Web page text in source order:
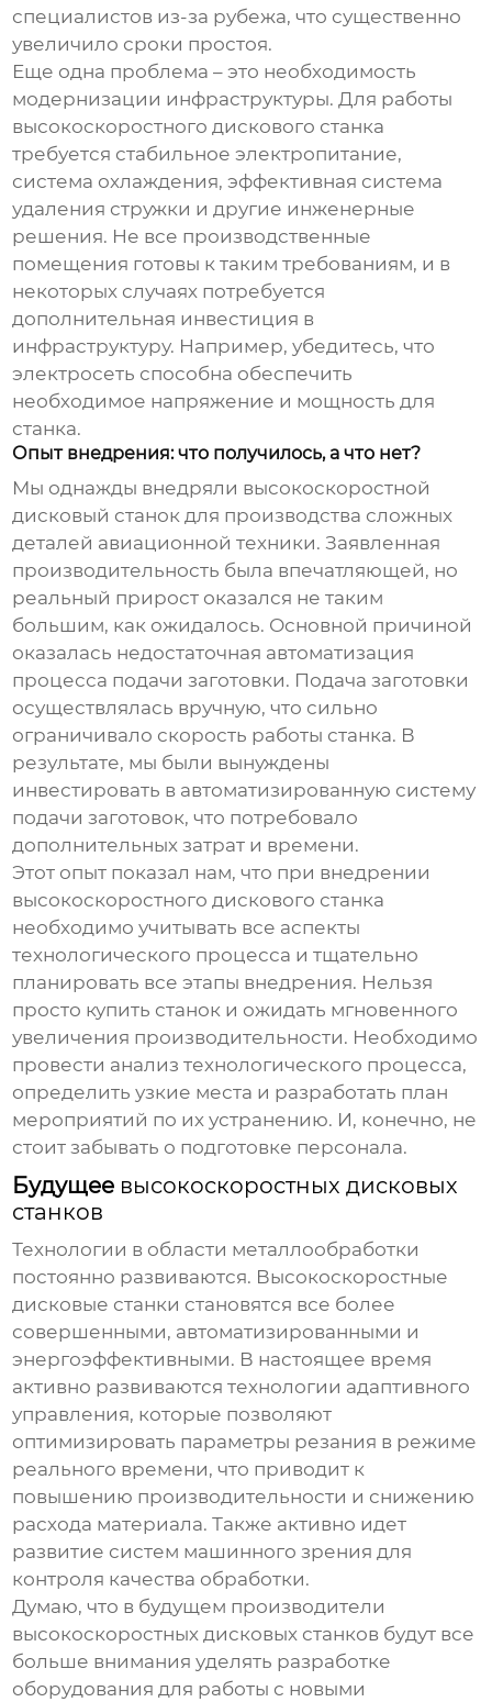
специалистов из-за рубежа, что существенно
увеличило сроки простоя.
Еще одна проблема – это необходимость
модернизации инфраструктуры. Для работы
высокоскоростного дискового станка
требуется стабильное электропитание,
система охлаждения, эффективная система
удаления стружки и другие инженерные
решения. Не все производственные
помещения готовы к таким требованиям, и в
некоторых случаях потребуется
дополнительная инвестиция в
инфраструктуру. Например, убедитесь, что
электросеть способна обеспечить
необходимое напряжение и мощность для
станка.
Опыт внедрения: что получилось, а что нет?
Мы однажды внедряли высокоскоростной
дисковый станок для производства сложных
деталей авиационной техники. Заявленная
производительность была впечатляющей, но
реальный прирост оказался не таким
большим, как ожидалось. Основной причиной
оказалась недостаточная автоматизация
процесса подачи заготовки. Подача заготовки
осуществлялась вручную, что сильно
ограничивало скорость работы станка. В
результате, мы были вынуждены
инвестировать в автоматизированную систему
подачи заготовок, что потребовало
дополнительных затрат и времени.
Этот опыт показал нам, что при внедрении
высокоскоростного дискового станка
необходимо учитывать все аспекты
технологического процесса и тщательно
планировать все этапы внедрения. Нельзя
просто купить станок и ожидать мгновенного
увеличения производительности. Необходимо
провести анализ технологического процесса,
определить узкие места и разработать план
мероприятий по их устранению. И, конечно, не
стоит забывать о подготовке персонала.
Будущее высокоскоростных дисковых
станков
Технологии в области металлообработки
постоянно развиваются. Высокоскоростные
дисковые станки становятся все более
совершенными, автоматизированными и
энергоэффективными. В настоящее время
активно развиваются технологии адаптивного
управления, которые позволяют
оптимизировать параметры резания в режиме
реального времени, что приводит к
повышению производительности и снижению
расхода материала. Также активно идет
развитие систем машинного зрения для
контроля качества обработки.
Думаю, что в будущем производители
высокоскоростных дисковых станков будут все
больше внимания уделять разработке
оборудования для работы с новыми